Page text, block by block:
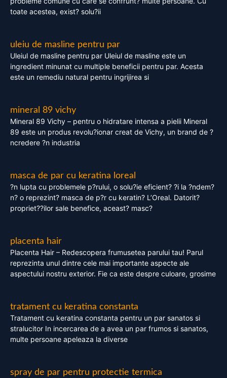
toate acestea, exist? solu?ii
uleiu de masline pentru par
Uleiul de masline pentru par Uleiul de masline este un
ingredient minunat cu multiple beneficii pentru par. Acesta
este un remediu natural pentru ingrijirea si
mineral 89 vichy
Mineral 89 Vichy – pentru o hidratare intensa a pielii Mineral
89 este un produs revolu?ionar creat de Vichy, un brand de ?
ncredere ?n industria
masca de par cu keratina loreal
?n lupta cu problemele p?rului, o solu?ie eficient? ?i la ?ndem?
n? o reprezint? masca de p?r cu keratin? L’Oreal. Datorit?
propriet??ilor sale benefice, aceast? masc?
placenta hair
Placenta Hair – Redescopera frumusetea parului tau! Parul
reprezinta unul dintre cele mai importante aspecte ale
aspectului nostru exterior. Fie ca este despre culoare, grosime
tratament cu keratina constanta
Tratament cu keratina constanta pentru un par sanatos si
stralucitor In incercarea de a avea un par frumos si sanatos,
multe persoane apeleaza la diverse
spray de par pentru protectie termica